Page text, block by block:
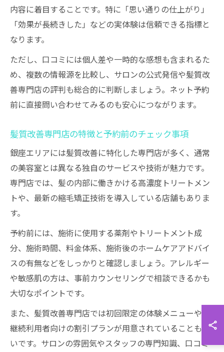
内容に着目することです。特に「思い通りの仕上がり」
「効果が長続きした」などの実体験は信頼できる指標と
なります。
ただし、口コミには個人差や一時的な感想も含まれるた
め、複数の情報源を比較し、サロンの公式発信や髪質改
善専門店の評判も総合的に判断しましょう。ネット予約
前に直接問い合わせてみるのも安心につながります。
髪質改善専門店の特徴と予約前のチェック事項
銀座エリアには髪質改善に特化した専門店が多く、通常
の美容室とは異なる独自のサービスや技術が魅力です。
専門店では、髪の内部に働きかける高濃度トリートメン
トや、最新の縮毛矯正技術を導入している店舗もありま
す。
予約前には、施術に使用する薬剤やトリートメント成
分、施術時間、料金体系、施術後のホームケアアドバイ
スの有無などをしっかりと確認しましょう。アレルギー
や敏感肌の方は、事前カウンセリングで相談できるかも
大切なポイントです。
また、髪質改善専門店では初回限定の体験メニューや、
継続利用者向けの割引プランが用意されていることも多
いです。サロンの雰囲気やスタッフの専門知識、口コミ